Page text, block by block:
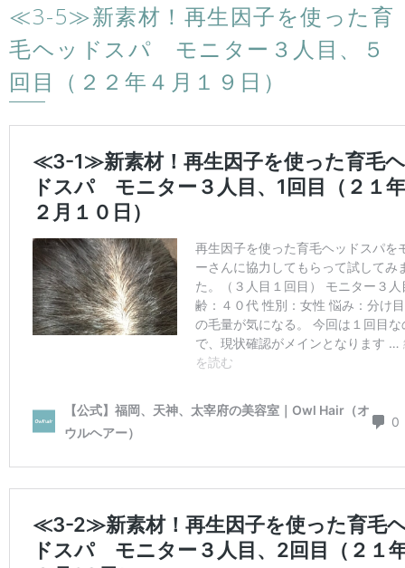
≪3-5≫新素材！再生因子を使った育
毛ヘッドスパ モニター３人目、５
回目（２２年４月１９日）